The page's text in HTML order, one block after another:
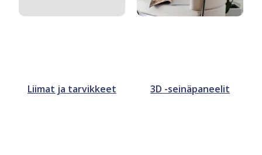
Liimat ja tarvikkeet 3D -seinäpaneelit